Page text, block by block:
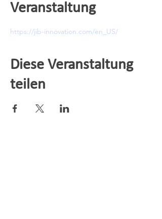
Veranstaltung
https://jib-innovation.com/en_US/
Diese Veranstaltung
teilen